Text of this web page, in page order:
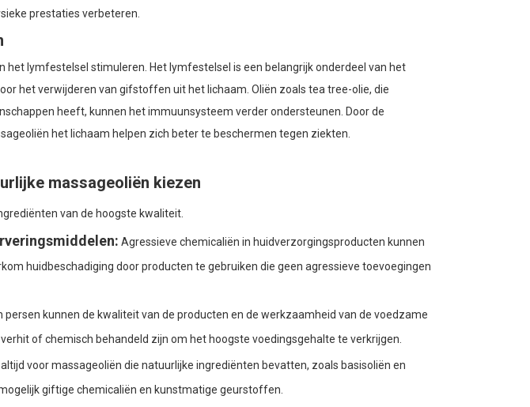
prestaties verbeteren.
het lymfestelsel stimuleren. Het lymfestelsel is een belangrijk onderdeel van het
het verwijderen van gifstoffen uit het lichaam. Oliën zoals tea tree-olie, die
heeft, kunnen het immuunsysteem verder ondersteunen. Door de
het lichaam helpen zich beter te beschermen tegen ziekten.
massageoliën kiezen
van de hoogste kwaliteit.
Agressieve chemicaliën in huidverzorgingsproducten kunnen
huidbeschadiging door producten te gebruiken die geen agressieve toevoegingen
persen kunnen de kwaliteit van de producten en de werkzaamheid van de voedzame
of chemisch behandeld zijn om het hoogste voedingsgehalte te verkrijgen.
altijd voor massageoliën die natuurlijke ingrediënten bevatten, zoals basisoliën en
giftige chemicaliën en kunstmatige geurstoffen.